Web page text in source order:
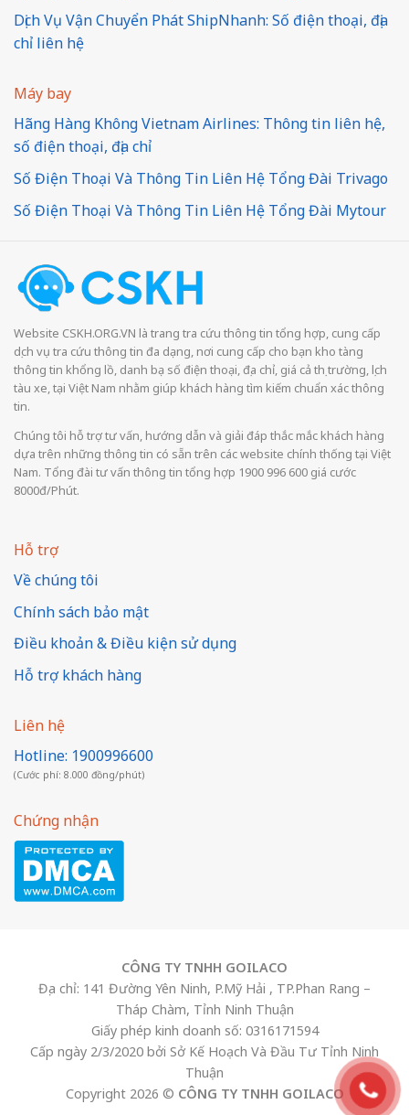
Dịch Vụ Vận Chuyển Phát ShipNhanh: Số điện thoại, địa
chỉ liên hệ
Máy bay
Hãng Hàng Không Vietnam Airlines: Thông tin liên hệ,
số điện thoại, địa chỉ
Số Điện Thoại Và Thông Tin Liên Hệ Tổng Đài Trivago
Số Điện Thoại Và Thông Tin Liên Hệ Tổng Đài Mytour
Website CSKH.ORG.VN là trang tra cứu thông tin tổng hợp, cung cấp
dịch vụ tra cứu thông tin đa dạng, nơi cung cấp cho bạn kho tàng
thông tin khổng lồ, danh bạ số điện thoại, địa chỉ, giá cả thị trường, lịch
tàu xe, tại Việt Nam nhằm giúp khách hàng tìm kiếm chuẩn xác thông
tin.
Chúng tôi hỗ trợ tư vấn, hướng dẫn và giải đáp thắc mắc khách hàng
dựa trên những thông tin có sẵn trên các website chính thống tại Việt
Nam. Tổng đài tư vấn thông tin tổng hợp 1900 996 600 giá cước
8000đ/Phút.
Hỗ trợ
Về chúng tôi
Chính sách bảo mật
Điều khoản & Điều kiện sử dụng
Hỗ trợ khách hàng
Liên hệ
Hotline: 1900996600
(Cước phí: 8.000 đồng/phút)
Chứng nhận
CÔNG TY TNHH GOILACO
Địa chỉ: 141 Đường Yên Ninh, P.Mỹ Hải , TP.Phan Rang –
Tháp Chàm, Tỉnh Ninh Thuận
Giấy phép kinh doanh số: 0316171594
Cấp ngày 2/3/2020 bởi Sở Kế Hoạch Và Đầu Tư Tỉnh Ninh
Thuận
Copyright 2026 © CÔNG TY TNHH GOILACO